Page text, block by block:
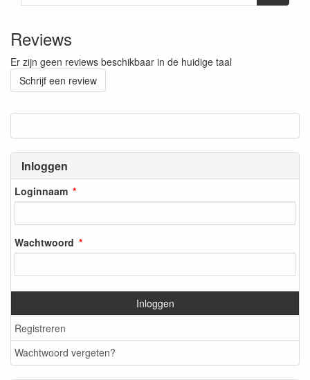
Inloggen
Loginnaam
Wachtwoord
Inloggen
Registreren
Wachtwoord vergeten?
Reviews
Er zijn geen reviews beschikbaar in de huidige taal
Schrijf een review